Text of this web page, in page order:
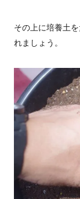
その上に培養土
れましょう。